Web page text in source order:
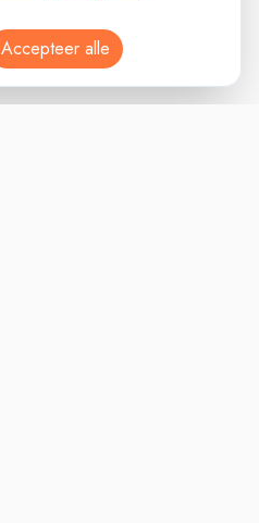
Accepteer alle